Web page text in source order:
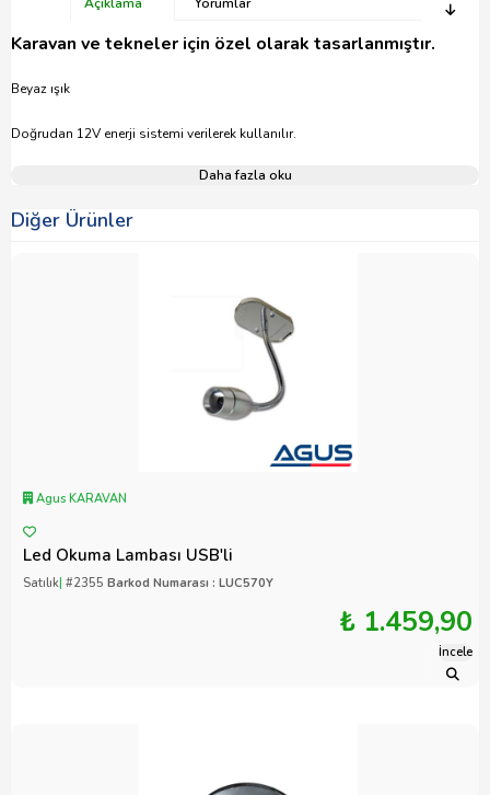
Açıklama Yorumlar
Karavan ve tekneler için özel olarak tasarlanmıştır.
Beyaz ışık
Doğrudan 12V enerji sistemi verilerek kullanılır.
Daha fazla oku
Diğer Ürünler
Agus KARAVAN
Led Okuma Lambası USB'li
Satılık| #2355 Barkod Numarası : LUC570Y
₺ 1.459,90
İncele